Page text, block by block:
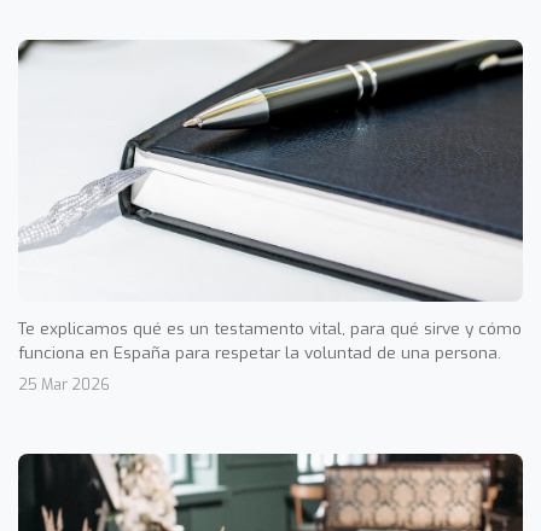
Te explicamos qué es un testamento vital, para qué sirve y cómo
funciona en España para respetar la voluntad de una persona.
25 Mar 2026